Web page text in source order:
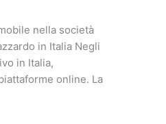
nella società
in Italia Negli
in Italia,
online. La